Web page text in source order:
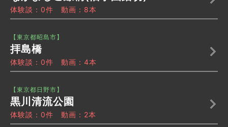
体験談：0件 動画：8本
【東京都昭島市】
拝島橋
体験談：0件 動画：4本
【東京都日野市】
黒川清流公園
体験談：0件 動画：2本